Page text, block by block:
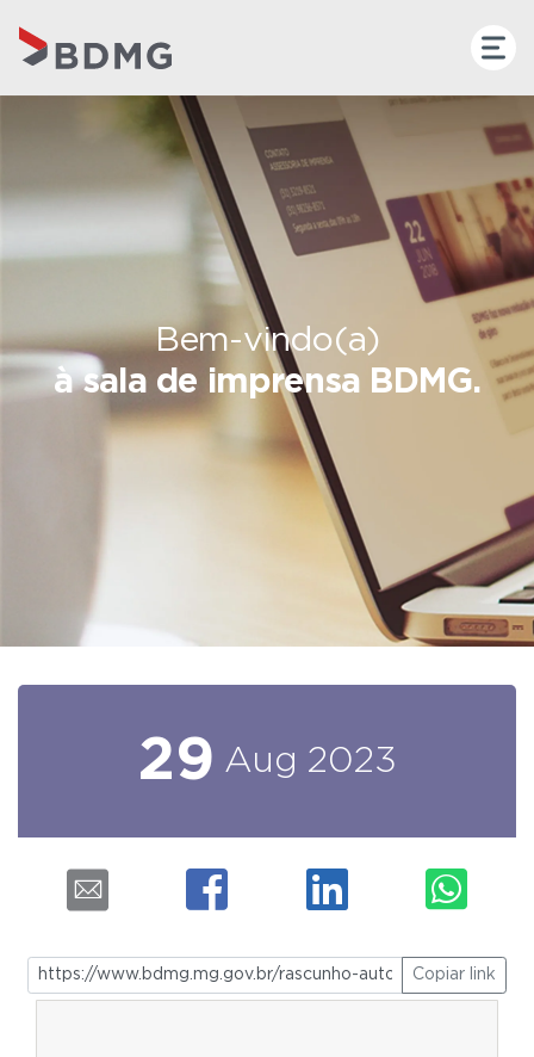
Bem-vindo(a)
à sala de imprensa BDMG.
29 Aug 2023
Copiar link